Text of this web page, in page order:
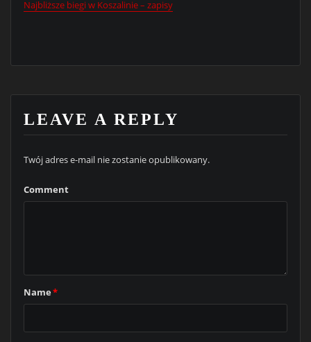
Najbliższe biegi w Koszalinie – zapisy
LEAVE A REPLY
Twój adres e-mail nie zostanie opublikowany.
Comment
Name*